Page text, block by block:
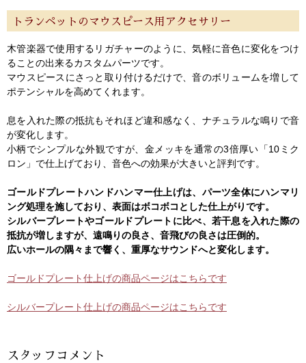
トランペットのマウスピース用アクセサリー
木管楽器で使用するリガチャーのように、気軽に音色に変化をつけ
ることの出来るカスタムパーツです。
マウスピースにさっと取り付けるだけで、音のボリュームを増して
ポテンシャルを高めてくれます。
息を入れた際の抵抗もそれほど違和感なく、ナチュラルな鳴りで音
が変化します。
小柄でシンプルな外観ですが、金メッキを通常の3倍厚い「10ミク
ロン」で仕上げており、音色への効果が大きいと評判です。
ゴールドプレートハンドハンマー仕上げは、パーツ全体にハンマリ
ング処理を施しており、表面はボコボコとした仕上がりです。
シルバープレートやゴールドプレートに比べ、若干息を入れた際の
抵抗が増しますが、遠鳴りの良さ、音飛びの良さは圧倒的。
広いホールの隅々まで響く、重厚なサウンドへと変化します。
ゴールドプレート仕上げの商品ページはこちらです
シルバープレート仕上げの商品ページはこちらです
スタッフコメント